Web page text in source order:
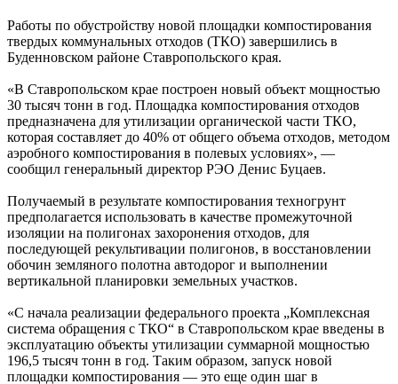
Работы по обустройству новой площадки компостирования
твердых коммунальных отходов (ТКО) завершились в
Буденновском районе Ставропольского края.
«В Ставропольском крае построен новый объект мощностью
30 тысяч тонн в год. Площадка компостирования отходов
предназначена для утилизации органической части ТКО,
которая составляет до 40% от общего объема отходов, методом
аэробного компостирования в полевых условиях», —
сообщил генеральный директор РЭО Денис Буцаев.
Получаемый в результате компостирования техногрунт
предполагается использовать в качестве промежуточной
изоляции на полигонах захоронения отходов, для
последующей рекультивации полигонов, в восстановлении
обочин земляного полотна автодорог и выполнении
вертикальной планировки земельных участков.
«С начала реализации федерального проекта „Комплексная
система обращения с ТКО“ в Ставропольском крае введены в
эксплуатацию объекты утилизации суммарной мощностью
196,5 тысяч тонн в год. Таким образом, запуск новой
площадки компостирования — это еще один шаг в